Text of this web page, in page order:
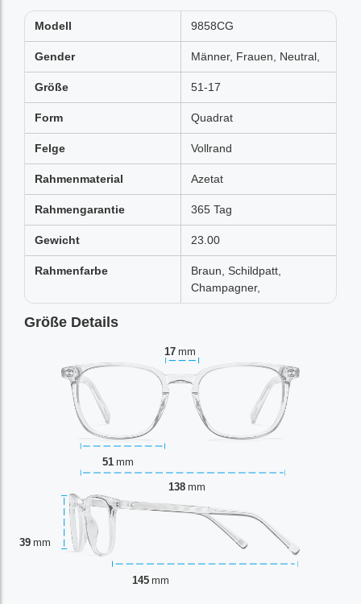
Modell 9858CG
Gender Männer, Frauen, Neutral,
Größe 51-17
Form Quadrat
Felge Vollrand
Rahmenmaterial Azetat
Rahmengarantie 365 Tag
Gewicht 23.00
Rahmenfarbe
Braun, Schildpatt,
Champagner,
Größe Details
17 mm
51 mm
39 mm
138 mm
145 mm